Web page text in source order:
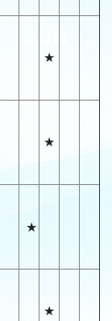
★
★
★
★